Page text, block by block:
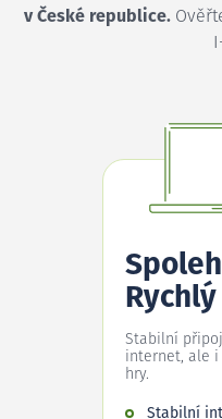
v České republice.
Stabilní
internet, ale i
hry.
Stabilní